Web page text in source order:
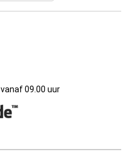
vanaf 09.00 uur